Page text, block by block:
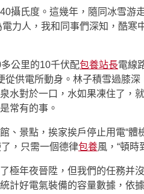
攝氏度。這幾年，隨同冰雪游
力人，我和同事們深知，酷寒
公里的10千伏配包養站長電線
供電所動身。林子積雪過膝
水對於一口，水如果凍住了，
常有的事。
景點，挨家挨戶停止用電“
，只需一個德律包養風，“頓時
極年夜晉陞，但我們的任務并
計好電氣裝備的容量數據，依